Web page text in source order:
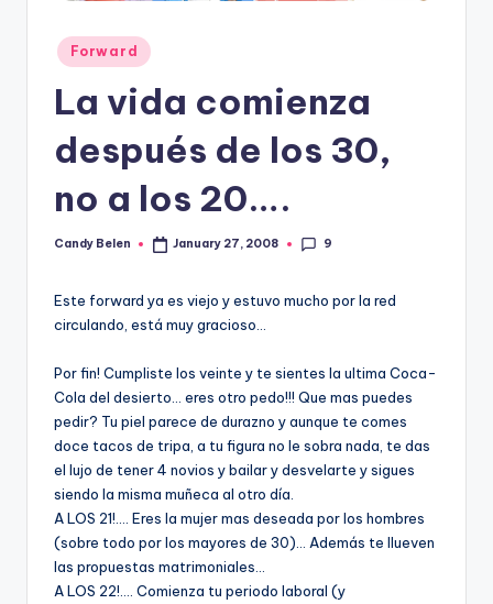
Posted
in
Forward
La vida comienza
después de los 30,
no a los 20….
Posted
Candy Belen January 27, 2008 9
Este forward ya es viejo y estuvo mucho por la red
circulando, está muy gracioso…
Por fin! Cumpliste los veinte y te sientes la ultima Coca-
Cola del desierto… eres otro pedo!!! Que mas puedes
pedir? Tu piel parece de durazno y aunque te comes
doce tacos de tripa, a tu figura no le sobra nada, te das
el lujo de tener 4 novios y bailar y desvelarte y sigues
siendo la misma muñeca al otro dí­a.
A LOS 21!…. Eres la mujer mas deseada por los hombres
(sobre todo por los mayores de 30)… Además te llueven
las propuestas matrimoniales…
A LOS 22!…. Comienza tu periodo laboral (y